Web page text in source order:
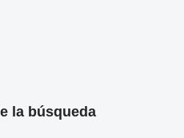
la búsqueda